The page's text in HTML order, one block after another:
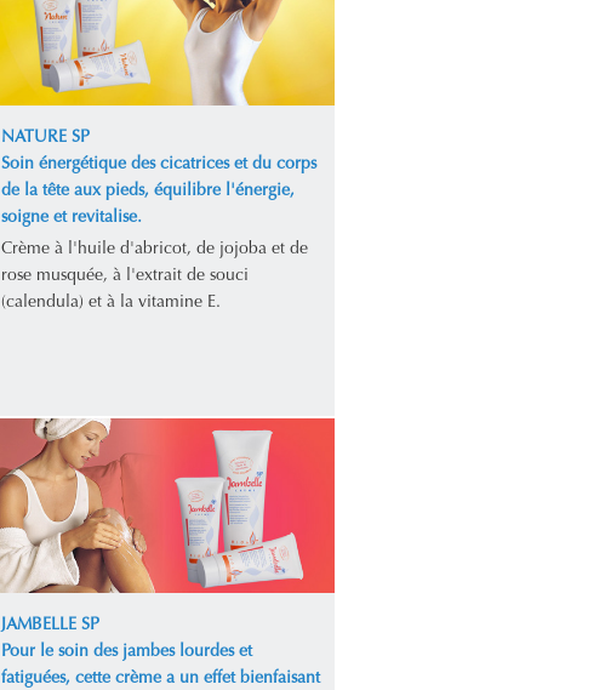
NATURE SP
Soin énergétique des cicatrices et du corps
de la tête aux pieds, équilibre l'énergie,
soigne et revitalise.
Crème à l'huile d'abricot, de jojoba et de
rose musquée, à l'extrait de souci
(calendula) et à la vitamine E.
JAMBELLE SP
Pour le soin des jambes lourdes et
fatiguées, cette crème a un effet bienfaisant